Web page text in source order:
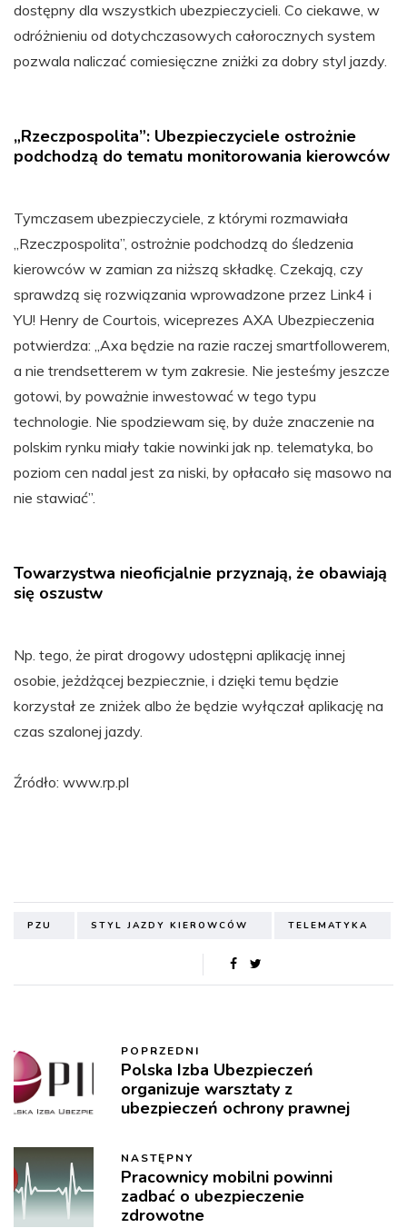
dostępny dla wszystkich ubezpieczycieli. Co ciekawe, w
odróżnieniu od dotychczasowych całorocznych system
pozwala naliczać comiesięczne zniżki za dobry styl jazdy.
„Rzeczpospolita”: Ubezpieczyciele ostrożnie
podchodzą do tematu monitorowania kierowców
Tymczasem ubezpieczyciele, z którymi rozmawiała
„Rzeczpospolita”, ostrożnie podchodzą do śledzenia
kierowców w zamian za niższą składkę. Czekają, czy
sprawdzą się rozwiązania wprowadzone przez Link4 i
YU! Henry de Courtois, wiceprezes AXA Ubezpieczenia
potwierdza: „Axa będzie na razie raczej smartfollowerem,
a nie trendsetterem w tym zakresie. Nie jesteśmy jeszcze
gotowi, by poważnie inwestować w tego typu
technologie. Nie spodziewam się, by duże znaczenie na
polskim rynku miały takie nowinki jak np. telematyka, bo
poziom cen nadal jest za niski, by opłacało się masowo na
nie stawiać”.
Towarzystwa nieoficjalnie przyznają, że obawiają
się oszustw
Np. tego, że pirat drogowy udostępni aplikację innej
osobie, jeżdżącej bezpiecznie, i dzięki temu będzie
korzystał ze zniżek albo że będzie wyłączał aplikację na
czas szalonej jazdy.
Źródło: www.rp.pl
PZU STYL JAZDY KIEROWCÓW TELEMATYKA
POPRZEDNI
Polska Izba Ubezpieczeń
organizuje warsztaty z
ubezpieczeń ochrony prawnej
NASTĘPNY
Pracownicy mobilni powinni
zadbać o ubezpieczenie
zdrowotne